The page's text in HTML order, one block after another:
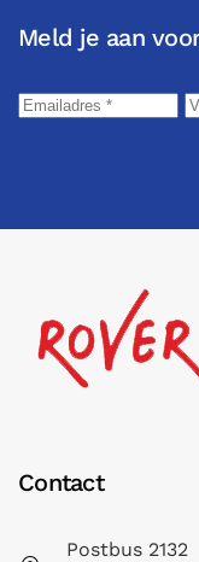
Meld je aan
Contact
Postbus 2132